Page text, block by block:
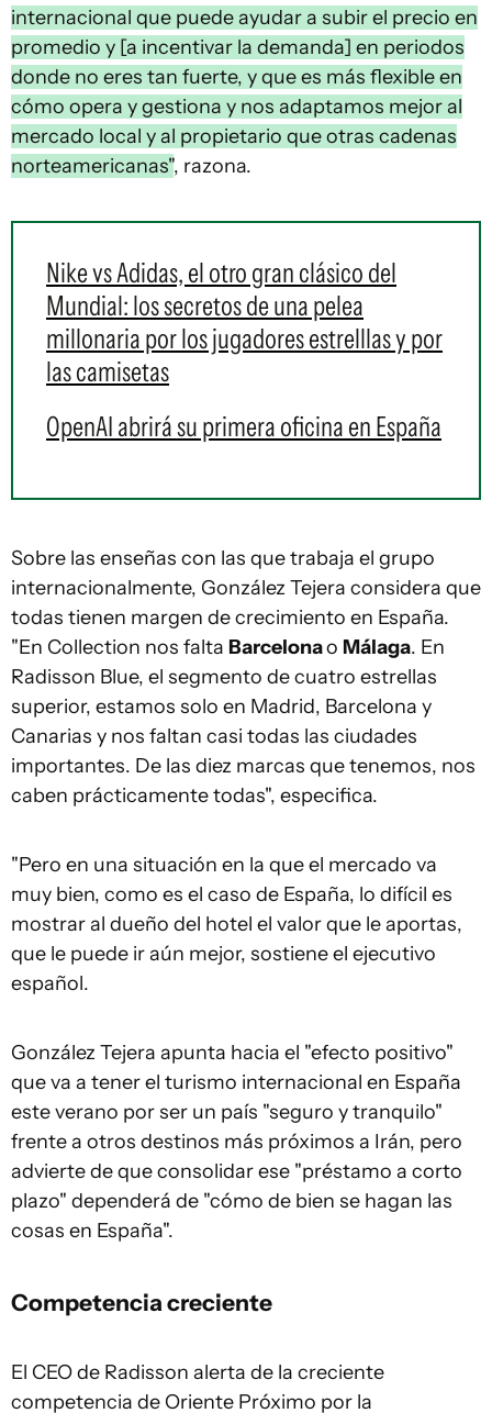
internacional que puede ayudar a subir el precio en
promedio y [a incentivar la demanda] en periodos
donde no eres tan fuerte, y que es más flexible en
cómo opera y gestiona y nos adaptamos mejor al
mercado local y al propietario que otras cadenas
norteamericanas", razona.
Nike vs Adidas, el otro gran clásico del
Mundial: los secretos de una pelea
millonaria por los jugadores estrelllas y por
las camisetas
OpenAI abrirá su primera oficina en España
Sobre las enseñas con las que trabaja el grupo
internacionalmente, González Tejera considera que
todas tienen margen de crecimiento en España.
"En Collection nos falta Barcelonao Málaga. En
Radisson Blue, el segmento de cuatro estrellas
superior, estamos solo en Madrid, Barcelona y
Canarias y nos faltan casi todas las ciudades
importantes. De las diez marcas que tenemos, nos
caben prácticamente todas", especifica.
"Pero en una situación en la que el mercado va
muy bien, como es el caso de España, lo difícil es
mostrar al dueño del hotel el valor que le aportas,
que le puede ir aún mejor, sostiene el ejecutivo
español.
González Tejera apunta hacia el "efecto positivo"
que va a tener el turismo internacional en España
este verano por ser un país "seguro y tranquilo"
frente a otros destinos más próximos a Irán, pero
advierte de que consolidar ese "préstamo a corto
plazo" dependerá de "cómo de bien se hagan las
cosas en España".
Competencia creciente
El CEO de Radisson alerta de la creciente
competencia de Oriente Próximo por la